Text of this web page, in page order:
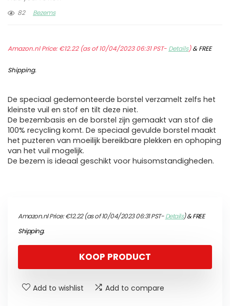
82
Bezems
Amazon.nl Price:€12.22(as of 10/04/2023 06:31 PST- Details)&FREE
Shipping.
De speciaal gedemonteerde borstel verzamelt zelfs het
kleinste vuil en stof en tilt deze niet.
De bezembasis en de borstel zijn gemaakt van stof die
100% recycling komt. De speciaal gevulde borstel maakt
het puzteren van moeilijk bereikbare plekken en ophoping
van het vuil mogelijk.
De bezem is ideaal geschikt voor huisomstandigheden.
Amazon.nl Price:€12.22(as of 10/04/2023 06:31 PST-Details)&FREE
Shipping.
KOOP PRODUCT
Add to wishlist Add to compare